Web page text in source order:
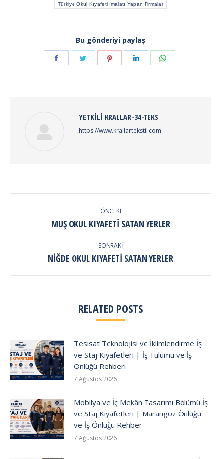
Türkiye Okul Kıyafeti İmalatı Yapan Firmalar
Bu gönderiyi paylaş
Share
Share
Share
Share
YETKILI KRALLAR-34-TEKS
https://www.krallartekstil.com
ÖNCEKI
Previous
MUŞ OKUL KIYAFETI SATAN YERLER
SONRAKI
Next
NIĞDE OKUL KIYAFETI SATAN YERLER
RELATED POSTS
Tesisat Teknolojisi ve İklimlendirme İş
ve Staj Kıyafetleri | İş Tulumu ve İş
Önlüğü Rehberi
7 Ağustos 2026
Mobilya ve İç Mekân Tasarımı Bölümü İş
ve Staj Kıyafetleri | Marangoz Önlüğü
ve İş Önlüğü Rehber
7 Ağustos 2026